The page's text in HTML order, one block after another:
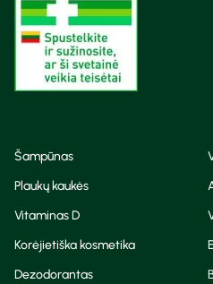
Šampūnas
Plaukų kaukės
Vitaminas D
Korėjietiška kosmetika
Dezodorantas